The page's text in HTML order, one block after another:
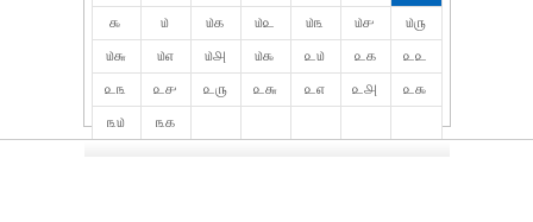
௯
௰ ௰௧ ௰௨ ௰௩ ௰௪
௰௫
௰௬
௰௭ ௰௮ ௰௯ ௨௰ ௨௧
௨௨
௨௩
௨௪ ௨௫ ௨௬ ௨௭ ௨௮
௨௯
௩௰
௩௧